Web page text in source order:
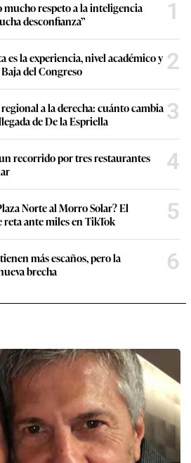
mucho respeto a la inteligencia
desconfianza”
1
es la experiencia, nivel académico y
del Congreso
2
a la derecha: cuánto cambia
de De la Espriella
3
recorrido por tres restaurantes
4
Norte al Morro Solar? El
reta ante miles en TikTok
5
más escaños, pero la
brecha
6